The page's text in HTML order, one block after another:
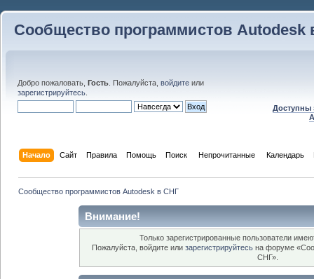
Сообщество программистов Autodesk
Добро пожаловать, Гость . Пожалуйста, войдите или
зарегистрируйтесь
Доступны
Начало Сайт Правила Помощь Поиск Непрочитанные Календарь
Сообщество программистов Autodesk в СНГ
Внимание!
Только зарегистрированные пользователи
Пожалуйста, войдите или зарегистрируйтесь на форуме
СНГ».